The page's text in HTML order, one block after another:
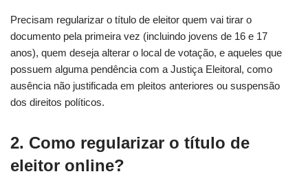
Precisam regularizar o título de eleitor quem vai tirar o
documento pela primeira vez (incluindo jovens de 16 e 17
anos), quem deseja alterar o local de votação, e aqueles que
possuem alguma pendência com a Justiça Eleitoral, como
ausência não justificada em pleitos anteriores ou suspensão
dos direitos políticos.
2. Como regularizar o título de
eleitor online?